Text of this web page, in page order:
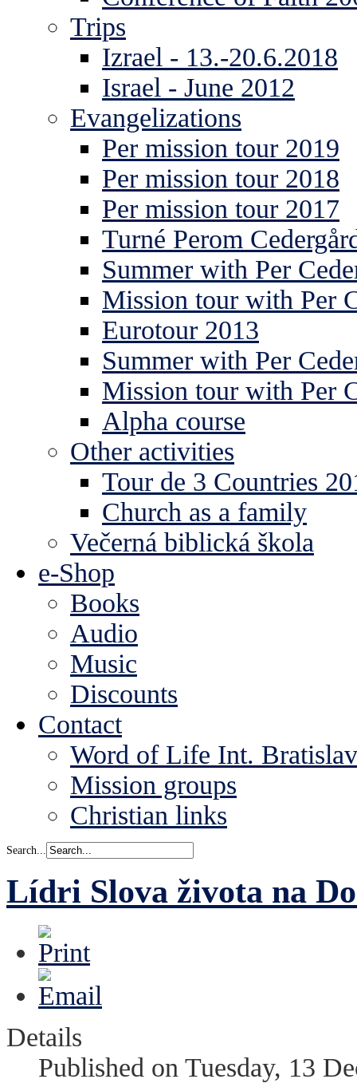
Trips
Izrael - 13.-20.6.2018
Israel - June 2012
Evangelizations
Per mission tour 2019
Per mission tour 2018
Per mission tour 2017
Turné Perom
Summer with Per
Mission tour with Per
Eurotour 2013
Summer with Per
Mission tour with Per
Alpha course
Other activities
Tour de 3 Countries
Church as a family
Večerná biblická škola
e-Shop
Books
Audio
Music
Discounts
Contact
Word of Life Int.
Mission groups
Christian links
Search...
Lídri Slova života na
Details
Published on Tuesday, 13